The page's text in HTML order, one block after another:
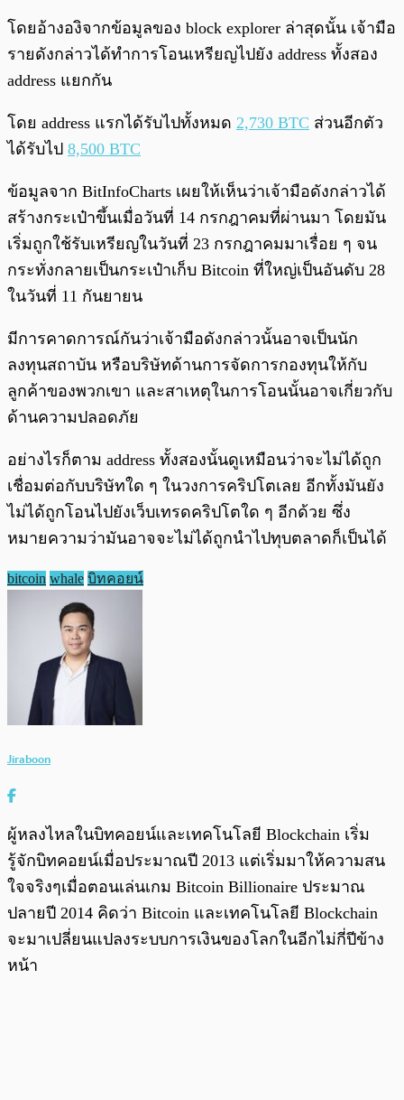
โดยอ้างองิจากข้อมูลของ block explorer ล่าสุดนั้น เจ้ามือ
รายดังกล่าวได้ทำการโอนเหรียญไปยัง address ทั้งสอง
address แยกกัน
โดย address แรกได้รับไปทั้งหมด 2,730 BTC ส่วนอีกตัว
ได้รับไป 8,500 BTC
ข้อมูลจาก BitInfoCharts เผยให้เห็นว่าเจ้ามือดังกล่าวได้
สร้างกระเป๋าขึ้นเมื่อวันที่ 14 กรกฎาคมที่ผ่านมา โดยมัน
เริ่มถูกใช้รับเหรียญในวันที่ 23 กรกฎาคมมาเรื่อย ๆ จน
กระทั่งกลายเป็นกระเป๋าเก็บ Bitcoin ที่ใหญ่เป็นอันดับ 28
ในวันที่ 11 กันยายน
มีการคาดการณ์กันว่าเจ้ามือดังกล่าวนั้นอาจเป็นนัก
ลงทุนสถาบัน หรือบริษัทด้านการจัดการกองทุนให้กับ
ลูกค้าของพวกเขา และสาเหตุในการโอนนั้นอาจเกี่ยวกับ
ด้านความปลอดภัย
อย่างไรก็ตาม address ทั้งสองนั้นดูเหมือนว่าจะไม่ได้ถูก
เชื่อมต่อกับบริษัทใด ๆ ในวงการคริปโตเลย อีกทั้งมันยัง
ไม่ได้ถูกโอนไปยังเว็บเทรดคริปโตใด ๆ อีกด้วย ซึ่ง
หมายความว่ามันอาจจะไม่ได้ถูกนำไปทุบตลาดก็เป็นได้
bitcoin whale บิทคอยน์
Jiraboon
ผู้หลงไหลในบิทคอยน์และเทคโนโลยี Blockchain เริ่ม
รู้จักบิทคอยน์เมื่อประมาณปี 2013 แต่เริ่มมาให้ความสน
ใจจริงๆเมื่อตอนเล่นเกม Bitcoin Billionaire ประมาณ
ปลายปี 2014 คิดว่า Bitcoin และเทคโนโลยี Blockchain
จะมาเปลี่ยนแปลงระบบการเงินของโลกในอีกไม่กี่ปีข้าง
หน้า